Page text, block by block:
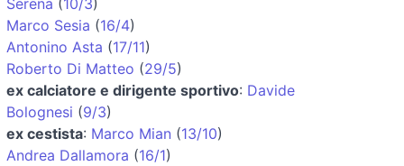
Marco Sesia (16/4)
Antonino Asta (17/11)
Roberto Di Matteo (29/5)
ex calciatore e dirigente sportivo: Davide
Bolognesi (9/3)
ex cestista: Marco Mian (13/10)
Andrea Dallamora (16/1)